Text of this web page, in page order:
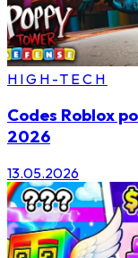
HIGH-TECH
Codes Roblox
2026
13.05.2026